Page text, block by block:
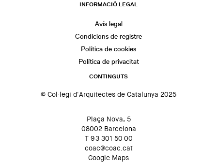
INFORMACIÓ LEGAL
Avís legal
Condicions de registre
Política de cookies
Política de privacitat
CONTINGUTS
© Col·legi d'Arquitectes de Catalunya 2025
Plaça Nova, 5
08002 Barcelona
T 93 301 50 00
coac@coac.cat
Google Maps